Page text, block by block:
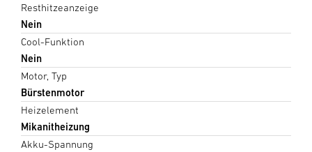
Resthitzeanzeige
Nein
Cool-Funktion
Nein
Motor, Typ
Bürstenmotor
Heizelement
Mikanitheizung
Akku-Spannung